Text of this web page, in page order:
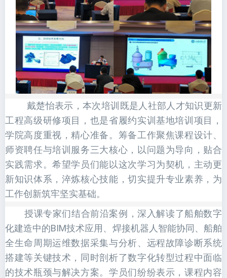
戴楚怡表示，本次培训既是人社部人才知识更新
工程高级研修项目，也是省履约实训基地培训项目，
学院高度重视，精心准备。筹备工作聚焦课程设计、
师资聘任与培训服务三大核心，以问题为导向，贴合
实践需求。希望学员们能以这次学习为契机，主动更
新知识体系，淬炼核心技能，切实提升专业素养，为
工作创新筑牢坚实基础。
授课专家们结合前沿案例，深入解读了船舶数字
化建造中的BIM技术应用、焊接机器人智能协同、船舶
全生命周期运维数据采集与分析、远程故障诊断系统
搭建等关键技术，同时剖析了数字化转型过程中面临
的技术瓶颈与解决方案。学员们纷纷表示，课程内容